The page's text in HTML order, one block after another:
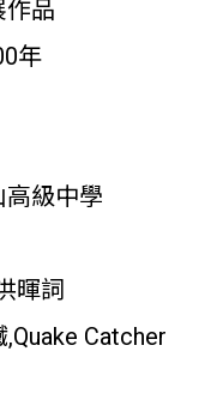
作品
年
級中學
暉詞
Catcher